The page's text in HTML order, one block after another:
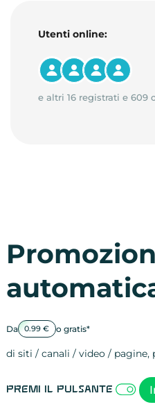
Utenti online:
e altri 16 registrati e 609
Da 0.99 € o gratis*
di siti / canali / video / pagine,
Premi il pulsante